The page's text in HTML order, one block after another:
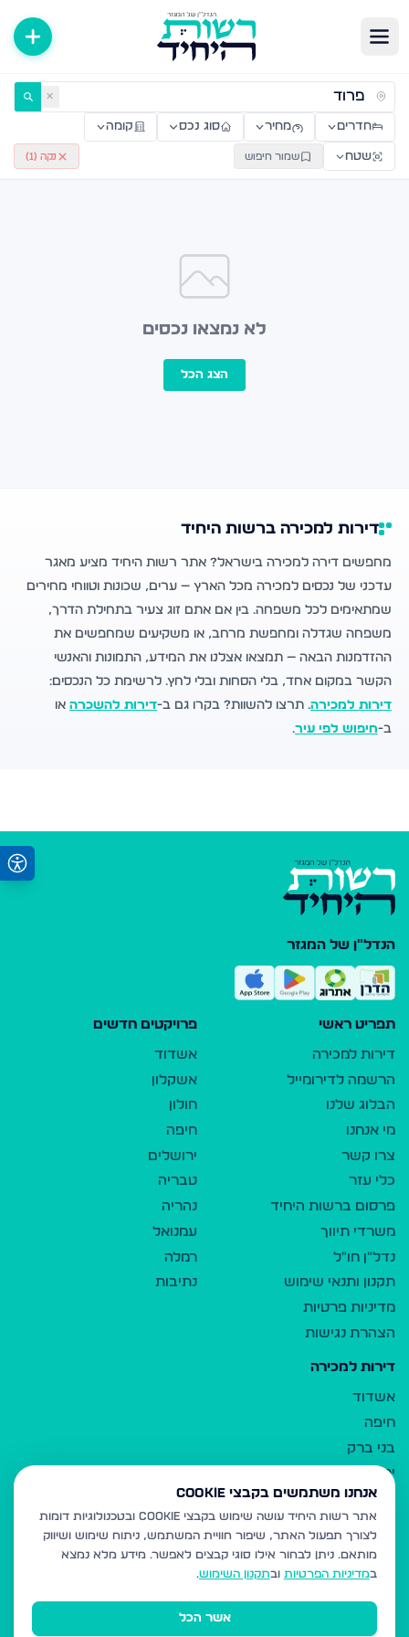
דירות למכירה ולהשכרה — רשות היחיד ✕
חדרים מחיר סוג נכס קומה
שטח שמור חיפוש נקה ( 1
)
לא נמצאו נכסים
הצג הכל
דירות למכירה ברשות היחיד
מחפשים דירה למכירה בישראל? אתר רשות היחיד מציע מאגר
עדכני של נכסים למכירה מכל הארץ — ערים, שכונות וטווחי מחירים
שמתאימים לכל משפחה. בין אם אתם זוג צעיר בתחילת הדרך,
משפחה שגדלה ומחפשת מרחב, או משקיעים שמחפשים את
ההזדמנות הבאה — תמצאו אצלנו את המידע, התמונות והאנשי
הקשר במקום אחד, בלי הסחות ובלי לחץ. לרשימת כל הנכסים:
דירות למכירה. תרצו להשוות? בקרו גם ב-דירות להשכרה או
ב-חיפוש לפי עיר.
הנדל"ן של המגזר
תפריט ראשי
דירות למכירה
הרשמה לדירומייל
הבלוג שלנו
מי אנחנו
צרו קשר
כלי עזר
פרסום ברשות היחיד
משרדי תיווך
נדל"ן חו"ל
תקנון ותנאי שימוש
מדיניות פרטיות
הצהרת נגישות
פרויקטים חדשים
אשדוד
אשקלון
חולון
חיפה
ירושלים
טבריה
נהריה
עמנואל
רמלה
נתיבות
דירות למכירה
אשדוד
חיפה
בני ברק
ירושלים
אלעד
גבעת זאב
בית שמש
רכסים
מודיעין עילית
אנחנו משתמשים בקבצי Cookie
אתר רשות היחיד עושה שימוש בקבצי Cookie ובטכנולוגיות דומות
לצורך תפעול האתר, שיפור חוויית המשתמש, ניתוח שימוש ושיווק
מותאם. ניתן לבחור אילו סוגי קבצים לאפשר. מידע מלא נמצא
במדיניות הפרטיות ובתקנון השימוש.
אשר הכל